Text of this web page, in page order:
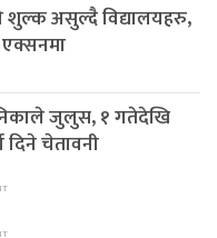
पनि शुल्क असुल्दै विद्यालयहरु,
जुलुस, १ गतेदेखि
दिने चेतावनी